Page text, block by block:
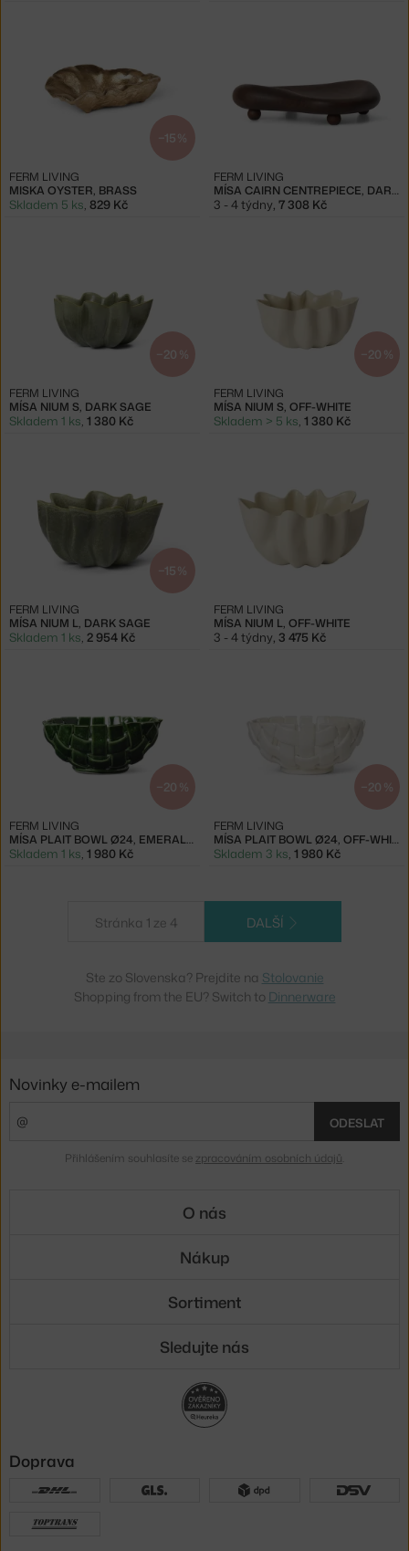
−15 %
MISKA OYSTER, BRASS
FERM LIVING
Skladem 5 ks, 829 Kč
MÍSA CAIRN CENTREPIECE, DARK BROWN
FERM LIVING
3 - 4 týdny, 7 308 Kč
−20 %
MÍSA NIUM S, DARK SAGE
FERM LIVING
Skladem 1 ks, 1 380 Kč
−20 %
MÍSA NIUM S, OFF-WHITE
FERM LIVING
Skladem > 5 ks, 1 380 Kč
−15 %
MÍSA NIUM L, DARK SAGE
FERM LIVING
Skladem 1 ks, 2 954 Kč
MÍSA NIUM L, OFF-WHITE
FERM LIVING
3 - 4 týdny, 3 475 Kč
−20 %
MÍSA PLAIT BOWL Ø24, EMERALD GREEN
FERM LIVING
Skladem 1 ks, 1 980 Kč
−20 %
MÍSA PLAIT BOWL Ø24, OFF-WHITE
FERM LIVING
Skladem 3 ks, 1 980 Kč
Stránka 1 ze 4 DALŠÍ
Ste zo Slovenska? Prejdite na Stolovanie
Shopping from the EU? Switch to Dinnerware
Novinky e-mailem
ODESLAT
Přihlášením souhlasíte se zpracováním osobních údajů
O nás
Nákup
Sortiment
Sledujte nás
Doprava